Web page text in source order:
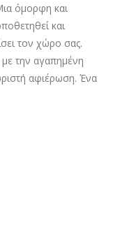
όμορφη και
και
τον χώρο σας.
την αγαπημένη
αφιέρωση. Ένα